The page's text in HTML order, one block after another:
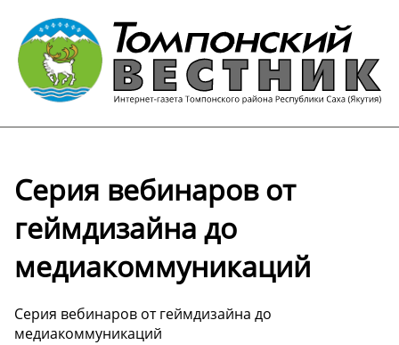
Серия вебинаров от
геймдизайна до
медиакоммуникаций
Серия вебинаров от геймдизайна до
медиакоммуникаций